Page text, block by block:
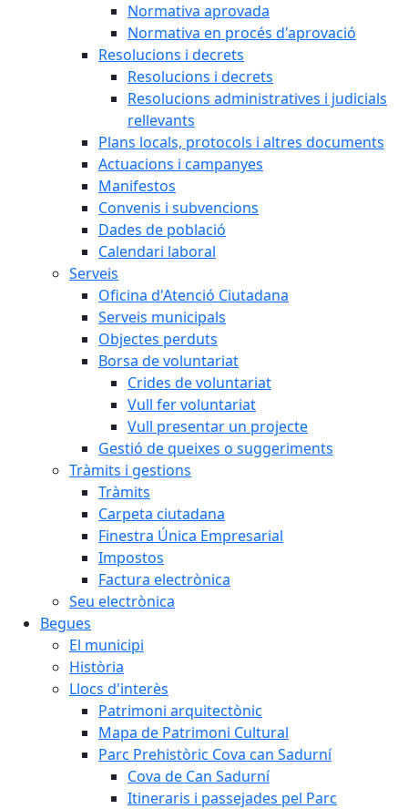
Normativa aprovada
Normativa en procés d'aprovació
Resolucions i decrets
Resolucions i decrets
Resolucions administratives i judicials
rellevants
Plans locals, protocols i altres documents
Actuacions i campanyes
Manifestos
Convenis i subvencions
Dades de població
Calendari laboral
Serveis
Oficina d'Atenció Ciutadana
Serveis municipals
Objectes perduts
Borsa de voluntariat
Crides de voluntariat
Vull fer voluntariat
Vull presentar un projecte
Gestió de queixes o suggeriments
Tràmits i gestions
Tràmits
Carpeta ciutadana
Finestra Única Empresarial
Impostos
Factura electrònica
Seu electrònica
Begues
El municipi
Història
Llocs d'interès
Patrimoni arquitectònic
Mapa de Patrimoni Cultural
Parc Prehistòric Cova can Sadurní
Cova de Can Sadurní
Itineraris i passejades pel Parc